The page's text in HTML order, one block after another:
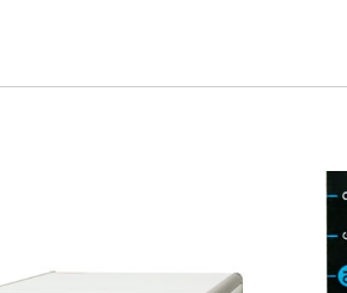
100％（割引率 0％）